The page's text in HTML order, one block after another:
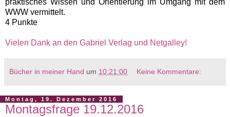
praktisches Wissen und Orientierung im Umgang mit dem
WWW vermittelt.
4 Punkte
Vielen Dank an den Gabriel Verlag und Netgalley!
Bücher in meiner Hand um 10:21:00 Keine Kommentare:
Montag, 19. Dezember 2016
Montagsfrage 19.12.2016